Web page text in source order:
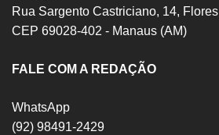
Rua Sargento Castriciano, 14, Flores
CEP 69028-402 - Manaus (AM)
FALE COM A REDAÇÃO
WhatsApp
(92) 98491-2429